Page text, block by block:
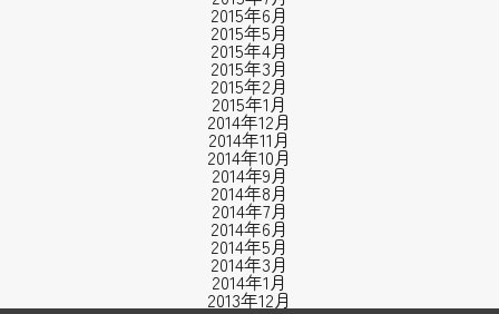
2015年6月
2015年5月
2015年4月
2015年3月
2015年2月
2015年1月
2014年12月
2014年11月
2014年10月
2014年9月
2014年8月
2014年7月
2014年6月
2014年5月
2014年3月
2014年1月
2013年12月